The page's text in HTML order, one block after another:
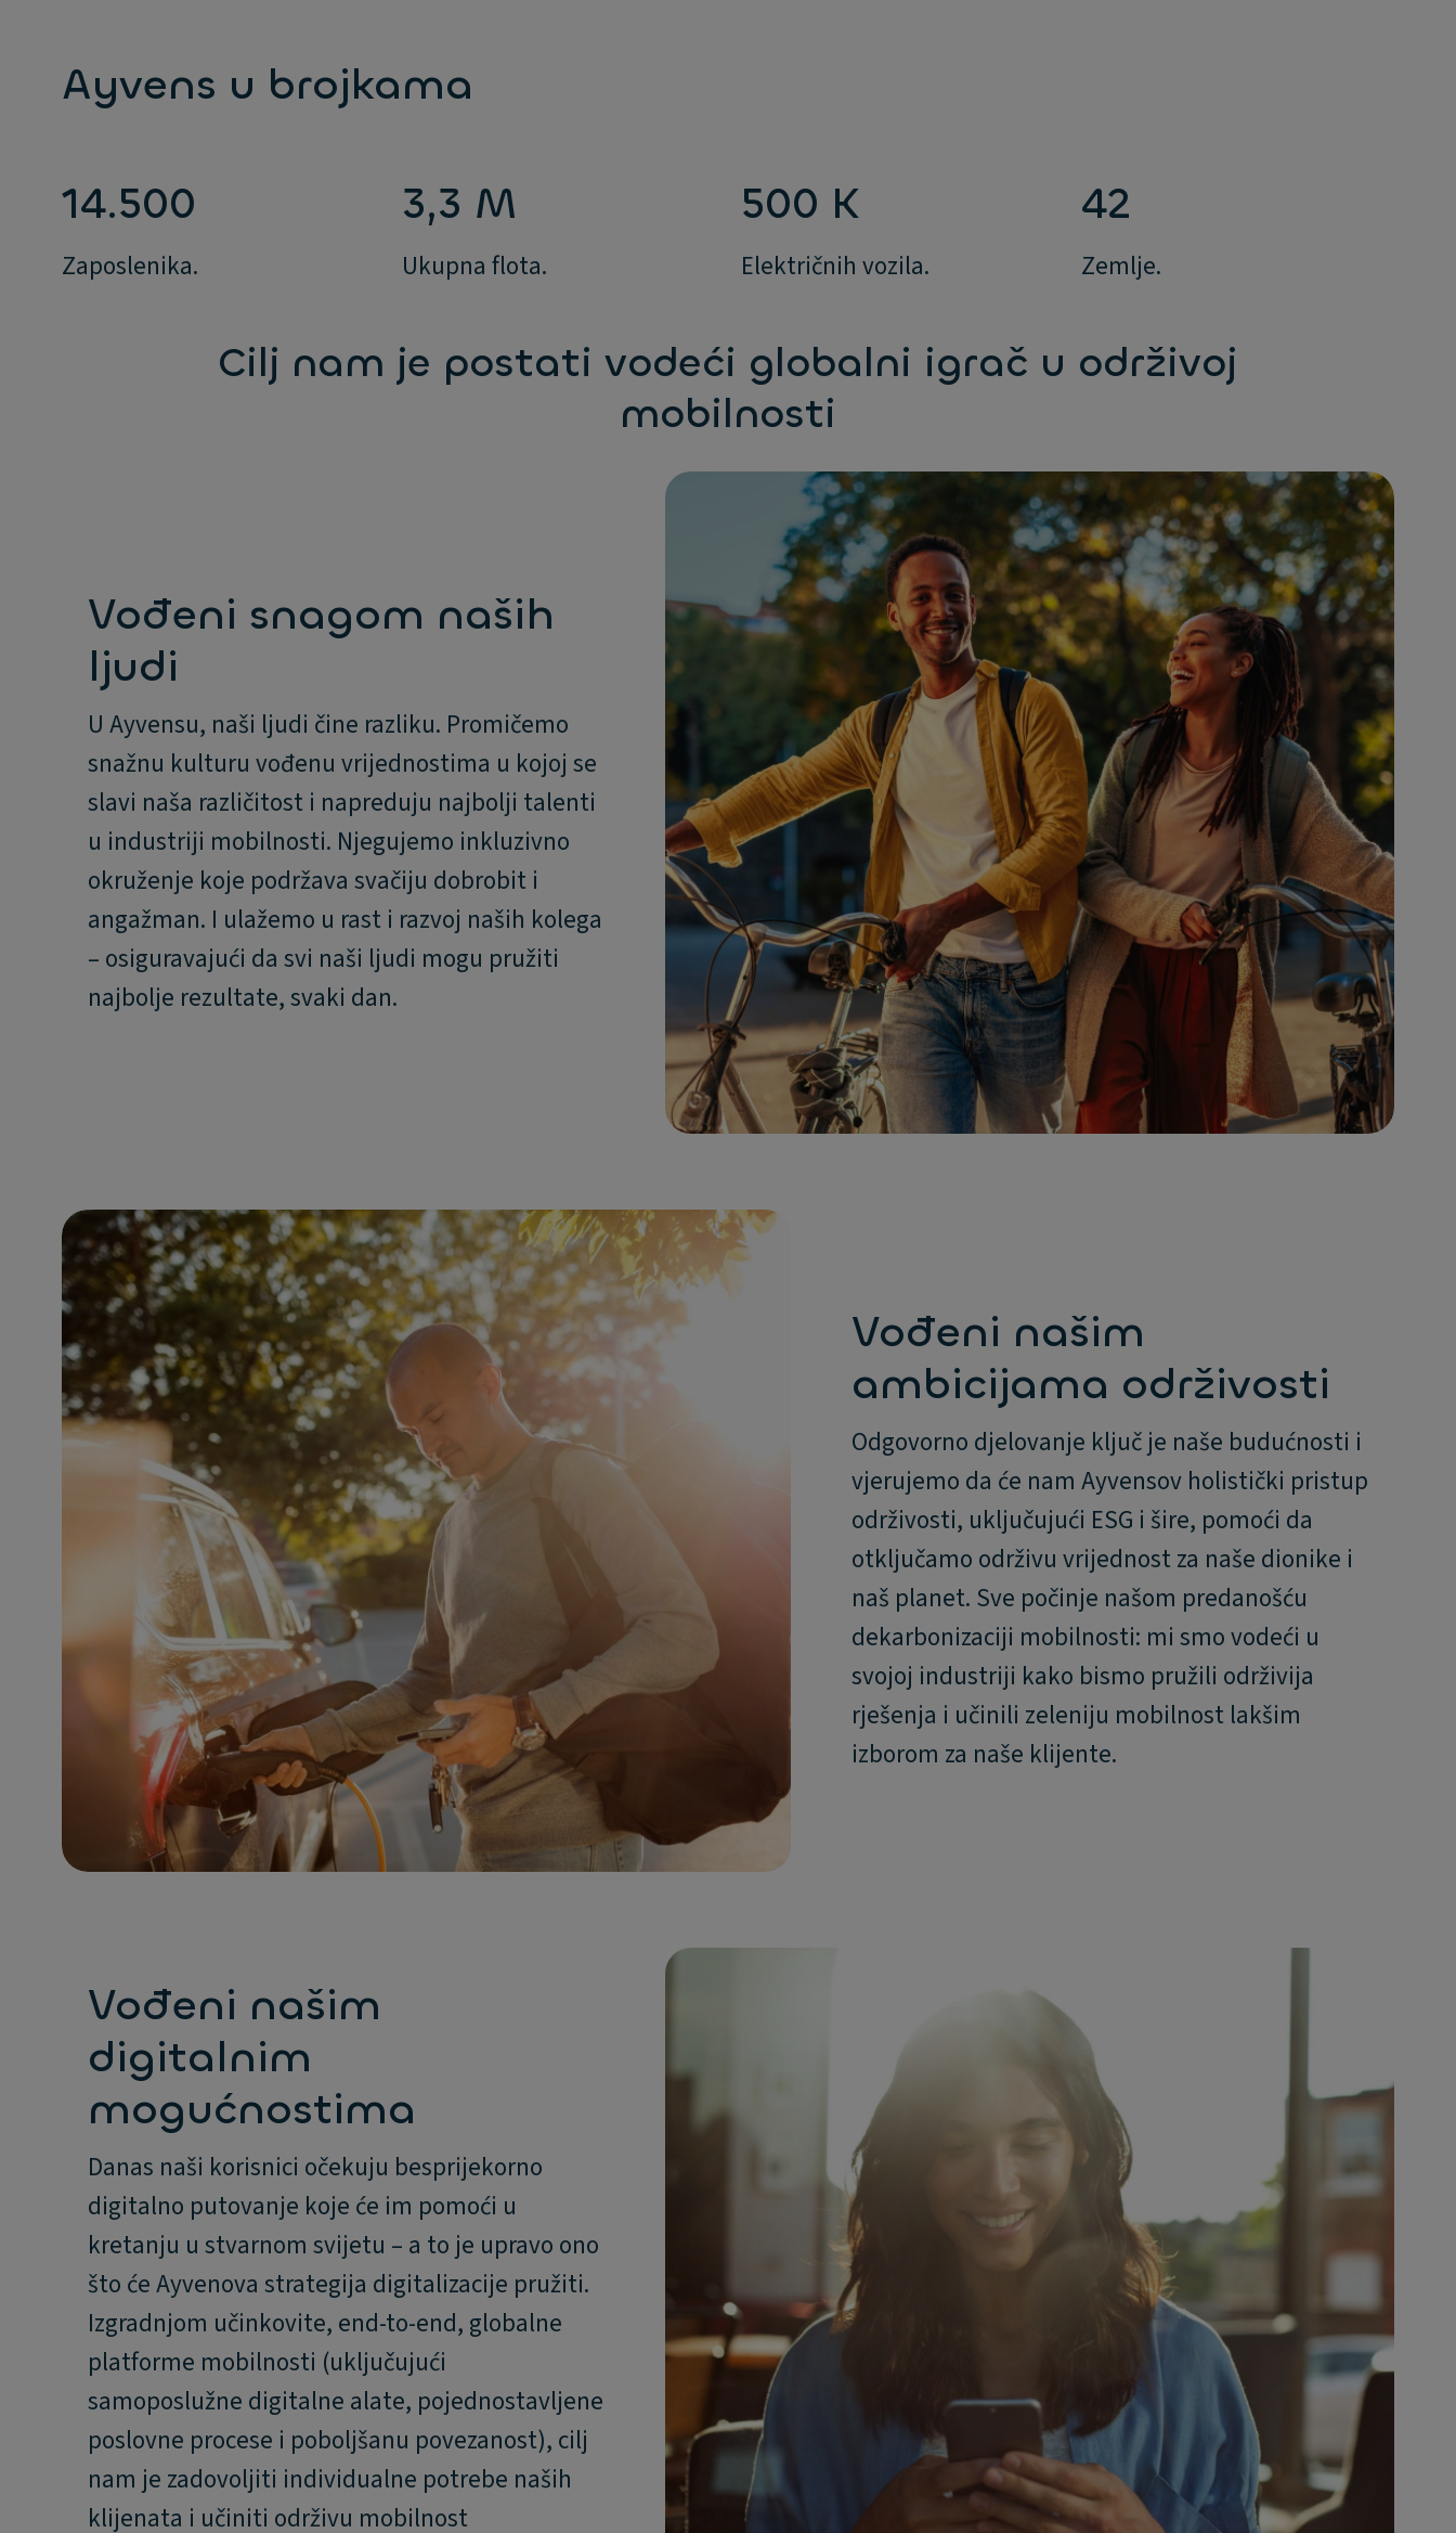
Ayvens u brojkama
14.500
Zaposlenika.
3,3 M
Ukupna flota.
500 K
Električnih vozila.
42
Zemlje.
Cilj nam je postati vodeći globalni igrač u održivoj
mobilnosti
Vođeni snagom naših
ljudi
U Ayvensu, naši ljudi čine razliku. Promičemo
snažnu kulturu vođenu vrijednostima u kojoj se
slavi naša različitost i napreduju najbolji talenti
u industriji mobilnosti. Njegujemo inkluzivno
okruženje koje podržava svačiju dobrobit i
angažman. I ulažemo u rast i razvoj naših kolega
– osiguravajući da svi naši ljudi mogu pružiti
najbolje rezultate, svaki dan.
Vođeni našim
ambicijama održivosti
Odgovorno djelovanje ključ je naše budućnosti i
vjerujemo da će nam Ayvensov holistički pristup
održivosti, uključujući ESG i šire, pomoći da
otključamo održivu vrijednost za naše dionike i
naš planet. Sve počinje našom predanošću
dekarbonizaciji mobilnosti: mi smo vodeći u
svojoj industriji kako bismo pružili održivija
rješenja i učinili zeleniju mobilnost lakšim
izborom za naše klijente.
Vođeni našim
digitalnim
mogućnostima
Danas naši korisnici očekuju besprijekorno
digitalno putovanje koje će im pomoći u
kretanju u stvarnom svijetu – a to je upravo ono
što će Ayvenova strategija digitalizacije pružiti.
Izgradnjom učinkovite, end-to-end, globalne
platforme mobilnosti (uključujući
samoposlužne digitalne alate, pojednostavljene
poslovne procese i poboljšanu povezanost), cilj
nam je zadovoljiti individualne potrebe naših
klijenata i učiniti održivu mobilnost